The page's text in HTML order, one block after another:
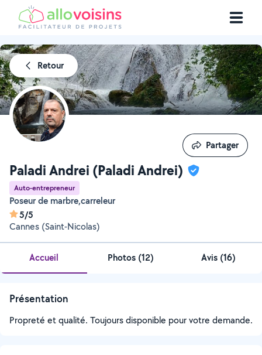
Retour
Paladi Andrei (Paladi Andrei)
Auto-entrepreneur
Poseur de marbre,carreleur
5/5
Cannes (Saint-Nicolas)
Partager
Partager
Accueil Photos (12) Avis (16)
Présentation
Propreté et qualité. Toujours disponible pour votre demande.